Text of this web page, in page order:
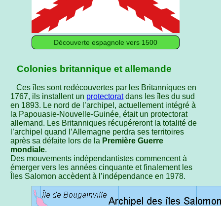
Découverte espagnole vers 1500
Colonies britannique et allemande
Ces îles sont redécouvertes par les Britanniques en
1767, ils installent un protectoratdans les îles du sud
en 1893. Le nord de l’archipel, actuellement intégré à
la Papouasie-Nouvelle-Guinée, était un protectorat
allemand. Les Britanniques récupéreront la totalité de
l’archipel quand l’Allemagne perdra ses territoires
après sa défaite lors de la Première Guerre
mondiale.
Des mouvements indépendantistes commencent à
émerger vers les années cinquante et finalement les
Îles Salomon accèdent à l’indépendance en 1978.